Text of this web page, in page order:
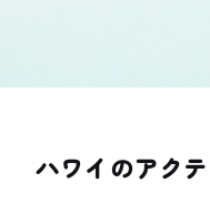
ハワイのアク